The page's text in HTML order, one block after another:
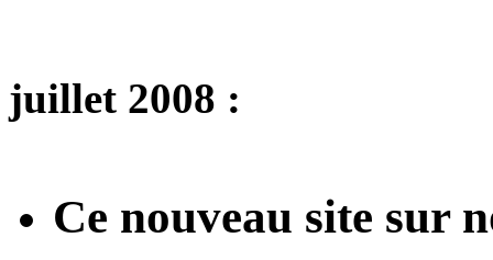
juillet 2008 :
Ce nouveau site sur